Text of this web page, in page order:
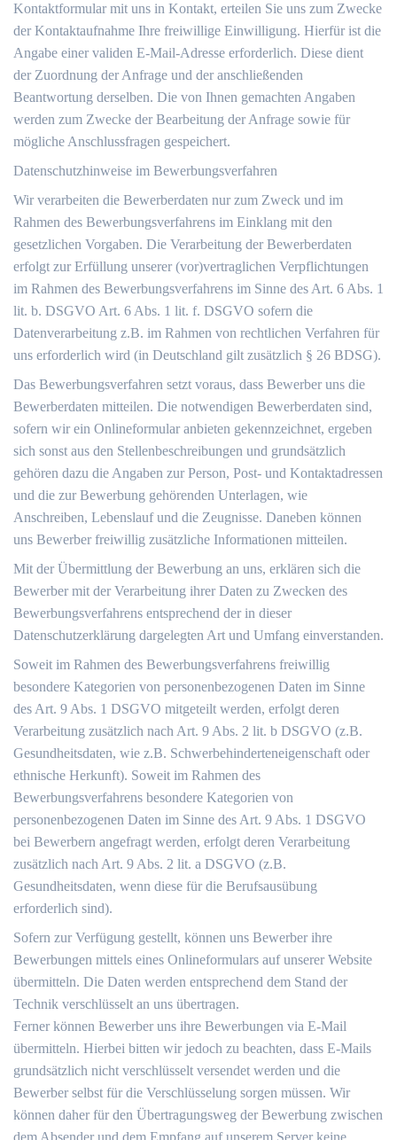
Kontaktformular mit uns in Kontakt, erteilen Sie uns zum Zwecke
der Kontaktaufnahme Ihre freiwillige Einwilligung. Hierfür ist die
Angabe einer validen E-Mail-Adresse erforderlich. Diese dient
der Zuordnung der Anfrage und der anschließenden
Beantwortung derselben. Die von Ihnen gemachten Angaben
werden zum Zwecke der Bearbeitung der Anfrage sowie für
mögliche Anschlussfragen gespeichert.
Datenschutzhinweise im Bewerbungsverfahren
Wir verarbeiten die Bewerberdaten nur zum Zweck und im
Rahmen des Bewerbungsverfahrens im Einklang mit den
gesetzlichen Vorgaben. Die Verarbeitung der Bewerberdaten
erfolgt zur Erfüllung unserer (vor)vertraglichen Verpflichtungen
im Rahmen des Bewerbungsverfahrens im Sinne des Art. 6 Abs. 1
lit. b. DSGVO Art. 6 Abs. 1 lit. f. DSGVO sofern die
Datenverarbeitung z.B. im Rahmen von rechtlichen Verfahren für
uns erforderlich wird (in Deutschland gilt zusätzlich § 26 BDSG).
Das Bewerbungsverfahren setzt voraus, dass Bewerber uns die
Bewerberdaten mitteilen. Die notwendigen Bewerberdaten sind,
sofern wir ein Onlineformular anbieten gekennzeichnet, ergeben
sich sonst aus den Stellenbeschreibungen und grundsätzlich
gehören dazu die Angaben zur Person, Post- und Kontaktadressen
und die zur Bewerbung gehörenden Unterlagen, wie
Anschreiben, Lebenslauf und die Zeugnisse. Daneben können
uns Bewerber freiwillig zusätzliche Informationen mitteilen.
Mit der Übermittlung der Bewerbung an uns, erklären sich die
Bewerber mit der Verarbeitung ihrer Daten zu Zwecken des
Bewerbungsverfahrens entsprechend der in dieser
Datenschutzerklärung dargelegten Art und Umfang einverstanden.
Soweit im Rahmen des Bewerbungsverfahrens freiwillig
besondere Kategorien von personenbezogenen Daten im Sinne
des Art. 9 Abs. 1 DSGVO mitgeteilt werden, erfolgt deren
Verarbeitung zusätzlich nach Art. 9 Abs. 2 lit. b DSGVO (z.B.
Gesundheitsdaten, wie z.B. Schwerbehinderteneigenschaft oder
ethnische Herkunft). Soweit im Rahmen des
Bewerbungsverfahrens besondere Kategorien von
personenbezogenen Daten im Sinne des Art. 9 Abs. 1 DSGVO
bei Bewerbern angefragt werden, erfolgt deren Verarbeitung
zusätzlich nach Art. 9 Abs. 2 lit. a DSGVO (z.B.
Gesundheitsdaten, wenn diese für die Berufsausübung
erforderlich sind).
Sofern zur Verfügung gestellt, können uns Bewerber ihre
Bewerbungen mittels eines Onlineformulars auf unserer Website
übermitteln. Die Daten werden entsprechend dem Stand der
Technik verschlüsselt an uns übertragen.
Ferner können Bewerber uns ihre Bewerbungen via E-Mail
übermitteln. Hierbei bitten wir jedoch zu beachten, dass E-Mails
grundsätzlich nicht verschlüsselt versendet werden und die
Bewerber selbst für die Verschlüsselung sorgen müssen. Wir
können daher für den Übertragungsweg der Bewerbung zwischen
dem Absender und dem Empfang auf unserem Server keine